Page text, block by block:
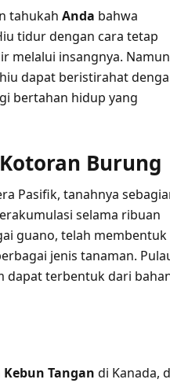
tahukah Anda bahwa
tidur dengan cara tetap
melalui insangnya.
dapat beristirahat
bertahan hidup yang
Burung
Pasifik, tanahnya
selama ribuan
guano, telah membentuk
jenis tanaman.
dapat terbentuk dari
Kebun Tangan di Kanada,